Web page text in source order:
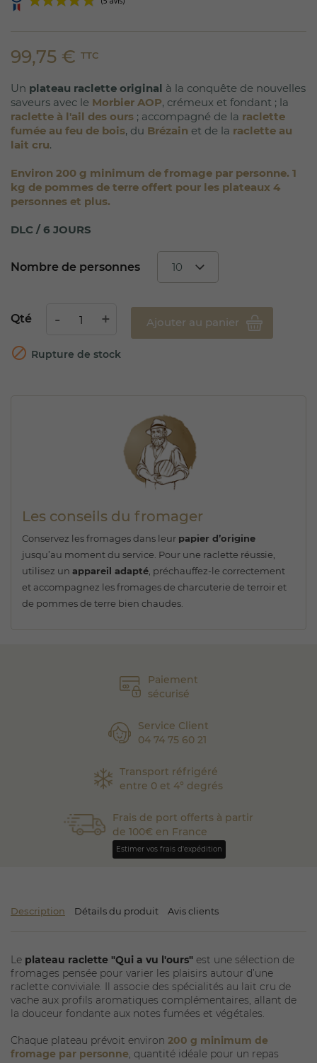
Paiement
sécurisé
Service Client
04 74 75 60 21
Transport réfrigéré
entre 0 et 4° degrés
Frais de port offerts à partir
de 100€ en France
Estimer vos frais d'expédition
Description Détails du produit Avis clients
Le plateau raclette "Qui a vu l'ours" est une sélection de
fromages pensée pour varier les plaisirs autour d’une
raclette conviviale. Il associe des spécialités au lait cru de
vache aux profils aromatiques complémentaires, allant de
la douceur fondante aux notes fumées et végétales.
Chaque plateau prévoit environ 200 g minimum de
fromage par personne, quantité idéale pour un repas
(5 avis)
99,75 € TTC
Un plateau raclette original à la conquête de nouvelles
saveurs avec le Morbier AOP, crémeux et fondant ; la
raclette à l'ail des ours ; accompagné de la raclette
fumée au feu de bois, du Brézain et de la raclette au
lait cru.
Environ 200 g minimum de fromage par personne. 1
kg de pommes de terre offert pour les plateaux 4
personnes et plus.
DLC / 6 JOURS
Nombre de personnes
Qté Ajouter au panier
 Rupture de stock
Les conseils du fromager
Conservez les fromages dans leur papier d’origine
jusqu’au moment du service. Pour une raclette réussie,
utilisez un appareil adapté , préchauffez-le correctement
et accompagnez les fromages de charcuterie de terroir et
de pommes de terre bien chaudes.